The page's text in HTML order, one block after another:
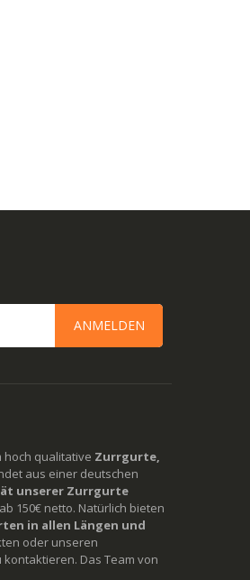
ANMELDEN
hoch qualitative Zurrgurte,
aus einer deutschen
unserer Zurrgurte
150€ netto. Natürlich bieten
in allen Längen und
oder unseren
Das Team von